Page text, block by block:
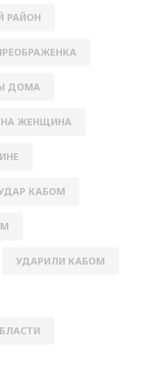
РАЙОН
ДОМА
ЖЕНЩИНА
КАБОМ
УДАРИЛИ КАБОМ